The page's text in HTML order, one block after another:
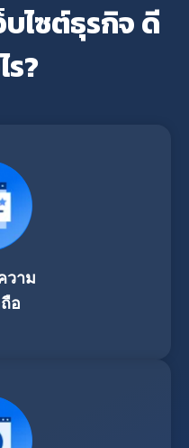
บไซต์ธุรกิจ ดี
ร?
วาม
อ